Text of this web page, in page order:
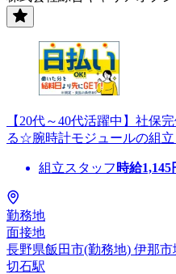
【20代～40代活躍中】社保
る☆腕時計モジュールの組
組立スタッフ 時給1,145
勤務地
面接地
長野県飯田市(勤務地) 伊那
切石駅